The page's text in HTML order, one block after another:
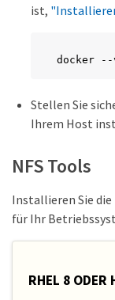
ist,
docker --
Stellen Sie
Ihrem Host
NFS Tools
Installieren Sie die
für Ihr
RHEL 8 ODER